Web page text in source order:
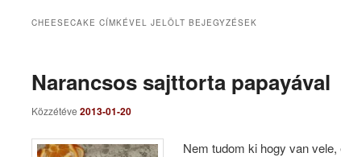
CHEESECAKE CÍMKÉVEL JELÖLT BEJEGYZÉSEK
Narancsos sajttorta papayával
Közzétéve 2013-01-20
Nem tudom ki hogy van